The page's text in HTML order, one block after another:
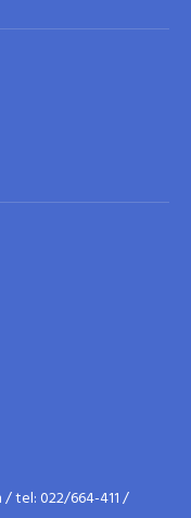
/ tel: 022/664-411 /